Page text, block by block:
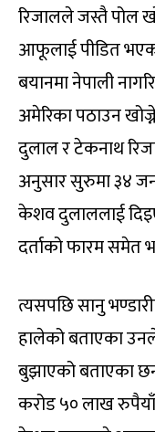
रिजालले जस्तै पोल
आफूलाई पीडित
बयानमा नेपाली
अमेरिका पठाउन
दुलाल र टेकनाथ
अनुसार सुरुमा ३४
केशव दुलाललाई
दर्ताको फारम समेत
त्यसपछि सानु
हालेको बताएका
बुझाएको बताएका
करोड ५० लाख